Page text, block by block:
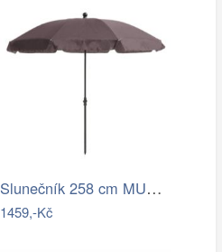
Slunečník 258 cm MURASA Bílá
1459,-Kč